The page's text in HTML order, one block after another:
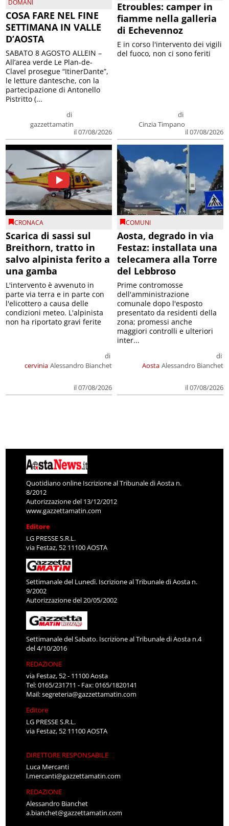
DOMANI
COSA FARE NEL FINE
SETTIMANA IN VALLE
D’AOSTA
di
gazzettamatin
il 07/08/2026
SABATO 8 AGOSTO ALLEIN –
All’area verde Le Plan-de-
Clavel prosegue “ItinerDante”,
le letture dantesche, con la
partecipazione di Antonello
Pistritto (...
Etroubles: camper in
fiamme nella galleria
di Echevennoz
di
Cinzia Timpano
il 07/08/2026
E in corso l'intervento dei vigili
del fuoco, non ci sono feriti
CRONACA
Scarica di sassi sul
Breithorn, tratto in
salvo alpinista ferito a
una gamba
cervinia
di
Alessandro Bianchet
il 07/08/2026
L'intervento è avvenuto in
parte via terra e in parte con
l'elicottero a causa delle
condizioni meteo. L'alpinista
non ha riportato gravi ferite
COMUNI
Aosta, degrado in via
Festaz: installata una
telecamera alla Torre
del Lebbroso
Aosta
di
Alessandro Bianchet
il 07/08/2026
Prime contromosse
dell'amministrazione
comunale dopo l'esposto
presentato da residenti della
zona; promessi anche
maggiori controlli e ulteriori
inter...
Quotidiano online Iscrizione al Tribunale di Aosta n.
8/2012
Autorizzazione del 13/12/2012
www.gazzettamatin.com
Editore
LG PRESSE S.R.L.
via Festaz, 52 11100 AOSTA
Settimanale del Lunedì. Iscrizione al Tribunale di Aosta n.
9/2002
Autorizzazione del 20/05/2002
Settimanale del Sabato. Iscrizione al Tribunale di Aosta n.4
del 4/10/2016
REDAZIONE
via Festaz, 52 - 11100 Aosta
Tel: 0165/231711 - Fax: 0165/1820141
Mail:segreteria@gazzettamatin.com
Editore
LG PRESSE S.R.L.
via Festaz, 52 11100 AOSTA
DIRETTORE RESPONSABILE
Luca Mercanti
l.mercanti@gazzettamatin.com
REDAZIONE
Alessandro Bianchet
a.bianchet@gazzettamatin.com